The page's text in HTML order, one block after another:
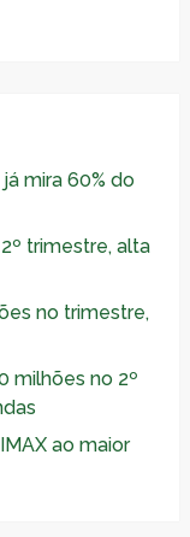
mira 60% do
trimestre, alta
no trimestre,
milhões no 2º
ao maior